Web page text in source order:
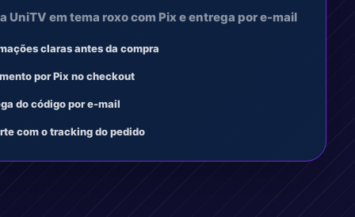
UniTV em tema roxo com Pix e entrega por e-mail
claras antes da compra
por Pix no checkout
do código por e-mail
com o tracking do pedido